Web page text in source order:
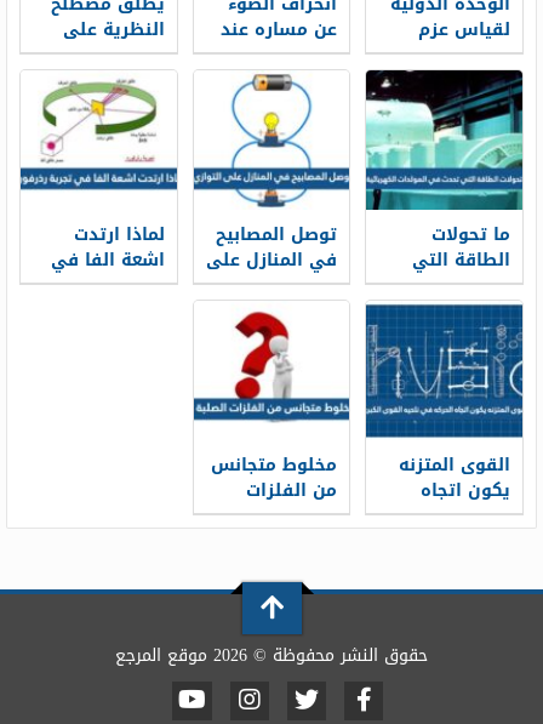
لقياس عزم
القوة هي
عن مساره عند
انتقاله بين
وسطين
شفافين
مختلفين يسمى
النظرية على
التفسير الذي
تدعمه بقوة
نتائج التجارب
العملية
ما تحولات
الطاقة التي
تحدث في
المولدات
الكهربائية ؟
توصل المصابيح
في المنازل على
التوازي
لماذا ارتدت
اشعة الفا في
تجربة رذرفورد
القوى المتزنه
يكون اتجاه
الحركه في
مخلوط متجانس
من الفلزات
الصلبة
حقوق النشر محفوظة © 2026 موقع المرجع